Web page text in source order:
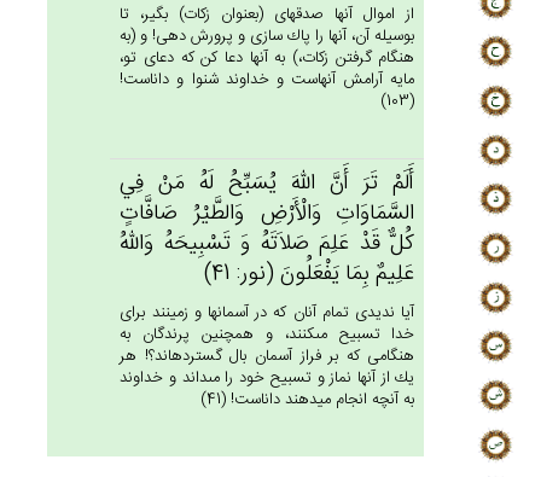
از اموال آنها صدقه‏اى (بعنوان زكات) بگير، تا
بوسيله آن، آنها را پاك سازى و پرورش دهى! و (به
هنگام گرفتن زكات،) به آنها دعا كن كه دعاى تو،
مايه آرامش آنهاست و خداوند شنوا و داناست!
(103)
أَلَم‌ْ تَرَ أَن‌َّ الله‌َ يُسَبِّح‌ُ لَه‌ُ مَنْ‌ فِي‌
السَّمَاوَات‌ِ وَالْأَرْض‌ِ وَالطَّيْرُ صَافَّات‌ٍ
كُل‌ٌّ قَدْ عَلِم‌َ صَلاَتَه‌ُ وَ تَسْبِيحَه‌ُ وَالله‌ُ
عَلِيم‌ٌ بِمَا يَفْعَلُون‌َ (نور: 41)
آيا نديدى تمام آنان كه در آسمانها و زمينند براى
خدا تسبيح مى‏كنند، و همچنين پرندگان به
هنگامى كه بر فراز آسمان بال گسترده‏اند؟! هر
يك از آنها نماز و تسبيح خود را مى‏داند و خداوند
به آنچه انجام ميدهند داناست! (41)